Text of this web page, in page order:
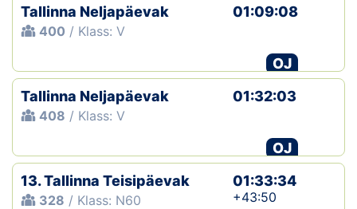
Tallinna Neljapäevak
400 / Klass: V
01:09:08
OJ
Tallinna Neljapäevak
408 / Klass: V
01:32:03
OJ
13. Tallinna Teisipäevak
328 / Klass: N60
01:33:34
+43:50